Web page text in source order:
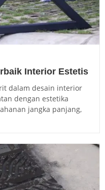
Interior Estetis
dalam desain interior
dengan estetika
jangka panjang,